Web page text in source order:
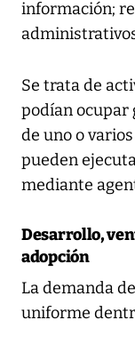
información;
Se trata de
podían ocupar
de uno o
pueden
mediante
Desarrollo,
adopción
La demanda
uniforme